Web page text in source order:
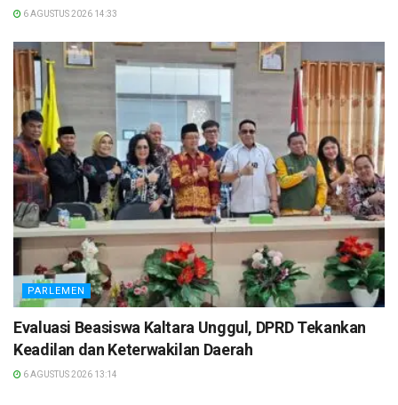
6 AGUSTUS 2026 14:33
PARLEMEN
Evaluasi Beasiswa Kaltara Unggul, DPRD Tekankan
Keadilan dan Keterwakilan Daerah
6 AGUSTUS 2026 13:14